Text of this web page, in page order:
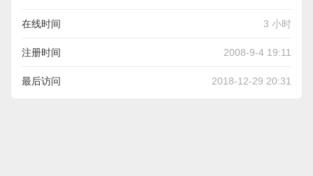
在线时间 3 小时
注册时间 2008-9-4 19:11
最后访问 2018-12-29 20:31